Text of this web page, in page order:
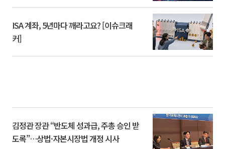
ISA 계좌, 5년마다 깨라고요? [이슈크래
커]
김정관 장관 “반도체 성과급, 주총 승인 받
도록”…상법·자본시장법 개정 시사